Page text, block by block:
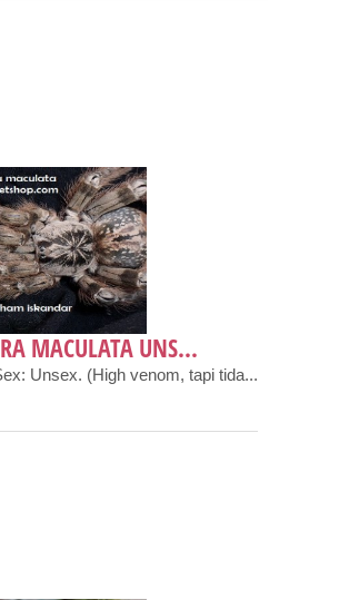
MACULATA UNS...
Unsex. (High venom, tapi tida...